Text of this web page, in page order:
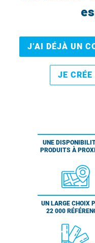
J’AI DÉJÀ UN
JE CRÉE
UNE
PRODUITS À
UN LARGE CHOIX
22 000